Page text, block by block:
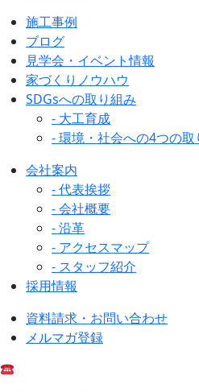
施工事例
ブログ
見学会・イベント情報
家づくりノウハウ
SDGsへの取り組み
- 大工育成
- 環境・社会への4つの取
会社案内
- 代表挨拶
- 会社概要
- 沿革
- アクセスマップ
- スタッフ紹介
採用情報
資料請求・お問い合わせ
メルマガ登録